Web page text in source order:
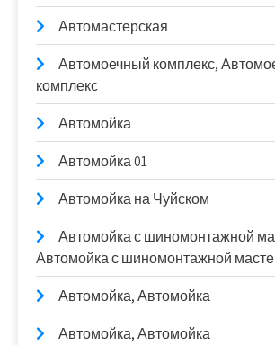
Автомастерская
Автомоечный комплекс,
комплекс
Автомойка
Автомойка 01
Автомойка на Чуйском
Автомойка с шиномонтажной
Автомойка с шиномонтажной
Автомойка, Автомойка
Автомойка, Автомойка